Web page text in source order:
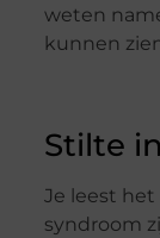
weten
kunnen
Stilte
Je leest
syndroom